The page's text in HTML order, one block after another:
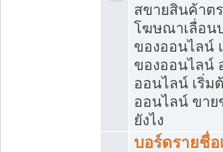
สขายสินค้าต
โฆษณาเลื่อน
ของออนไลน์
ของออนไลน์
ออนไลน์ เริ่ม
ออนไลน์ ขาย
ยังไง
บอร์ดรายชื่อ